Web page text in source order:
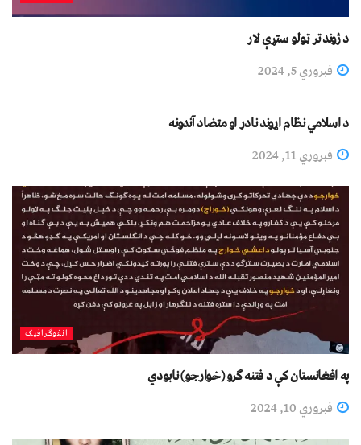
د ژوند تر ټولو ستړې لار
فبروري 5, 2024
د اسلامي نظام اړوند نادر او متضاد آندونه
فبروري 11, 2024
انفوګرافیک
په افغانستان کې د فتنه ګرو (خوارجو) نابودي
فبروري 10, 2024